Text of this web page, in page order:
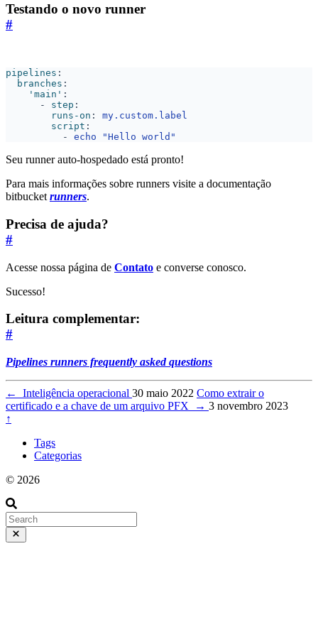
Testando o novo runner
#
pipelines :
branches :
'main' :
- step :
runs-on :
my.custom.label
script :
- echo "Hello world"
Seu runner auto-hospedado está pronto!
Para mais informações sobre runners visite a documentação
bitbucket runners.
Precisa de ajuda?
#
Acesse nossa página de Contato e converse conosco.
Sucesso!
Leitura complementar:
#
Pipelines runners frequently asked questions
← Inteligência operacional 30 maio 2022 Como extrair o
certificado e a chave de um arquivo PFX
→ 3 novembro 2023
↑
Tags
Categorias
© 2026